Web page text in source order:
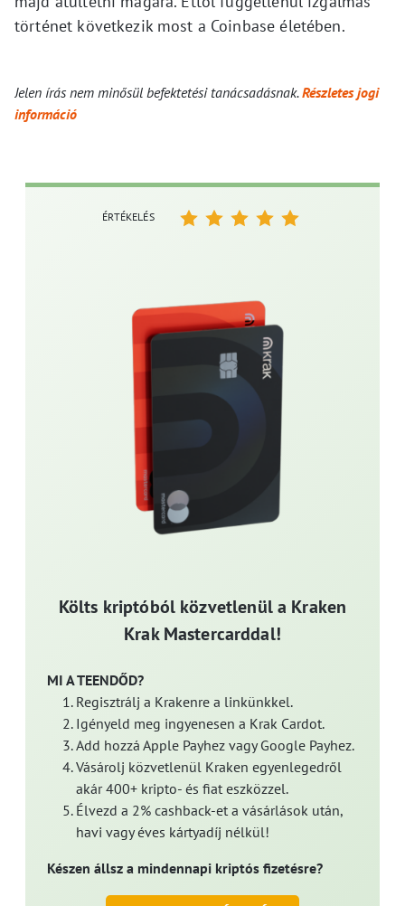
történet következik most a Coinbase életében.
Jelen írás nem minősül befektetési tanácsadásnak.Részletes jogi
információ
Költs kriptóból közvetlenül a Kraken
Krak Mastercarddal!
MI A TEENDŐD?
Regisztrálj a Krakenre a linkünkkel.
Igényeld meg ingyenesen a Krak Cardot.
Add hozzá Apple Payhez vagy Google Payhez.
Vásárolj közvetlenül Kraken egyenlegedről
akár 400+ kripto- és fiat eszközzel.
Élvezd a 2% cashback-et a vásárlások után,
havi vagy éves kártyadíj nélkül!
Készen állsz a mindennapi kriptós fizetésre?
ÉRTÉKELÉS